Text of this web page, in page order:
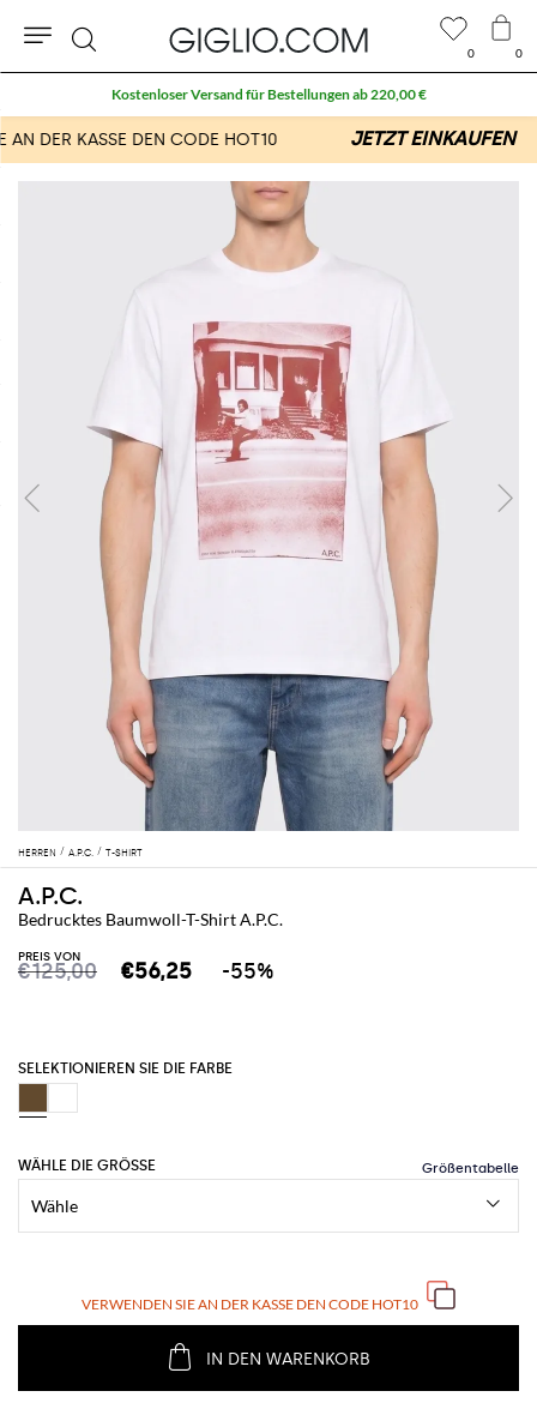
HERREN A.P.C. T-SHIRT
A.P.C.
Bedrucktes Baumwoll-T-Shirt A.P.C.
PREIS VON
€125,00 €56,25 -55%
SELEKTIONIEREN SIE DIE FARBE
WÄHLE DIE GRÖSSE
VERWENDEN SIE AN DER KASSE DEN CODE HOT10
IN DEN WARENKORB
0 0
Suche
Kostenloser Versand für Bestellungen ab 220,00 €